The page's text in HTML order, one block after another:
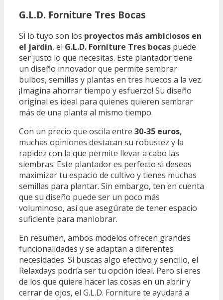
G.L.D. Forniture Tres Bocas
Si lo tuyo son los proyectos más ambiciosos en
el jardín, el G.L.D. Forniture Tres bocas puede
ser justo lo que necesitas. Este plantador tiene
un diseño innovador que permite sembrar
bulbos, semillas y plantas en tres huecos a la vez.
¡Imagina ahorrar tiempo y esfuerzo! Su diseño
original es ideal para quienes quieren sembrar
más de una planta al mismo tiempo.
Con un precio que oscila entre 30-35 euros,
muchas opiniones destacan su robustez y la
rapidez con la que permite llevar a cabo las
siembras. Este plantador es perfecto si deseas
maximizar tu espacio de cultivo y tienes muchas
semillas para plantar. Sin embargo, ten en cuenta
que su diseño puede ser un poco más
voluminoso, así que asegúrate de tener espacio
suficiente para maniobrar.
En resumen, ambos modelos ofrecen grandes
funcionalidades y se adaptan a diferentes
necesidades. Si buscas algo efectivo y sencillo, el
Relaxdays podría ser tu opción ideal. Pero si eres
de los que quiere hacer las cosas en un abrir y
cerrar de ojos, el G.L.D. Forniture te ayudará a